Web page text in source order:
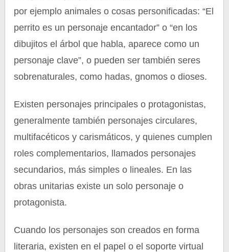
por ejemplo animales o cosas personificadas: “El
perrito es un personaje encantador” o “en los
dibujitos el árbol que habla, aparece como un
personaje clave”, o pueden ser también seres
sobrenaturales, como hadas, gnomos o dioses.
Existen personajes principales o protagonistas,
generalmente también personajes circulares,
multifacéticos y carismáticos, y quienes cumplen
roles complementarios, llamados personajes
secundarios, más simples o lineales. En las
obras unitarias existe un solo personaje o
protagonista.
Cuando los personajes son creados en forma
literaria, existen en el papel o el soporte virtual